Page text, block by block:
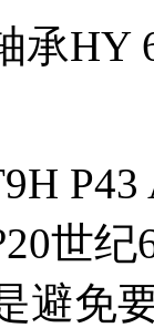
HY
世
避免